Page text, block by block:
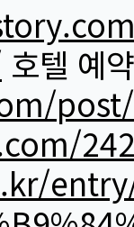
호텔 예약
entry/